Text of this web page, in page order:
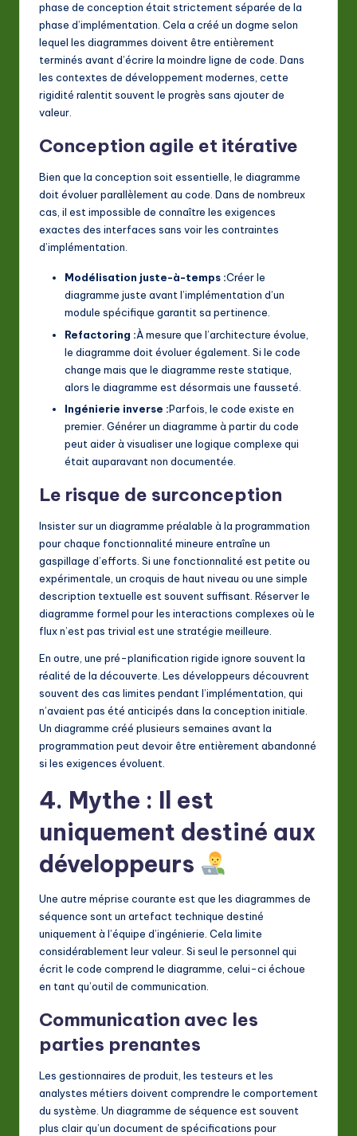
phase de conception était strictement séparée de la
phase d’implémentation. Cela a créé un dogme selon
lequel les diagrammes doivent être entièrement
terminés avant d’écrire la moindre ligne de code. Dans
les contextes de développement modernes, cette
rigidité ralentit souvent le progrès sans ajouter de
valeur.
Conception agile et itérative
Bien que la conception soit essentielle, le diagramme
doit évoluer parallèlement au code. Dans de nombreux
cas, il est impossible de connaître les exigences
exactes des interfaces sans voir les contraintes
d’implémentation.
Modélisation juste-à-temps :Créer le
diagramme juste avant l’implémentation d’un
module spécifique garantit sa pertinence.
Refactoring :À mesure que l’architecture évolue,
le diagramme doit évoluer également. Si le code
change mais que le diagramme reste statique,
alors le diagramme est désormais une fausseté.
Ingénierie inverse :Parfois, le code existe en
premier. Générer un diagramme à partir du code
peut aider à visualiser une logique complexe qui
était auparavant non documentée.
Le risque de surconception
Insister sur un diagramme préalable à la programmation
pour chaque fonctionnalité mineure entraîne un
gaspillage d’efforts. Si une fonctionnalité est petite ou
expérimentale, un croquis de haut niveau ou une simple
description textuelle est souvent suffisant. Réserver le
diagramme formel pour les interactions complexes où le
flux n’est pas trivial est une stratégie meilleure.
En outre, une pré-planification rigide ignore souvent la
réalité de la découverte. Les développeurs découvrent
souvent des cas limites pendant l’implémentation, qui
n’avaient pas été anticipés dans la conception initiale.
Un diagramme créé plusieurs semaines avant la
programmation peut devoir être entièrement abandonné
si les exigences évoluent.
4. Mythe : Il est
uniquement destiné aux
développeurs
Une autre méprise courante est que les diagrammes de
séquence sont un artefact technique destiné
uniquement à l’équipe d’ingénierie. Cela limite
considérablement leur valeur. Si seul le personnel qui
écrit le code comprend le diagramme, celui-ci échoue
en tant qu’outil de communication.
Communication avec les
parties prenantes
Les gestionnaires de produit, les testeurs et les
analystes métiers doivent comprendre le comportement
du système. Un diagramme de séquence est souvent
plus clair qu’un document de spécifications pour